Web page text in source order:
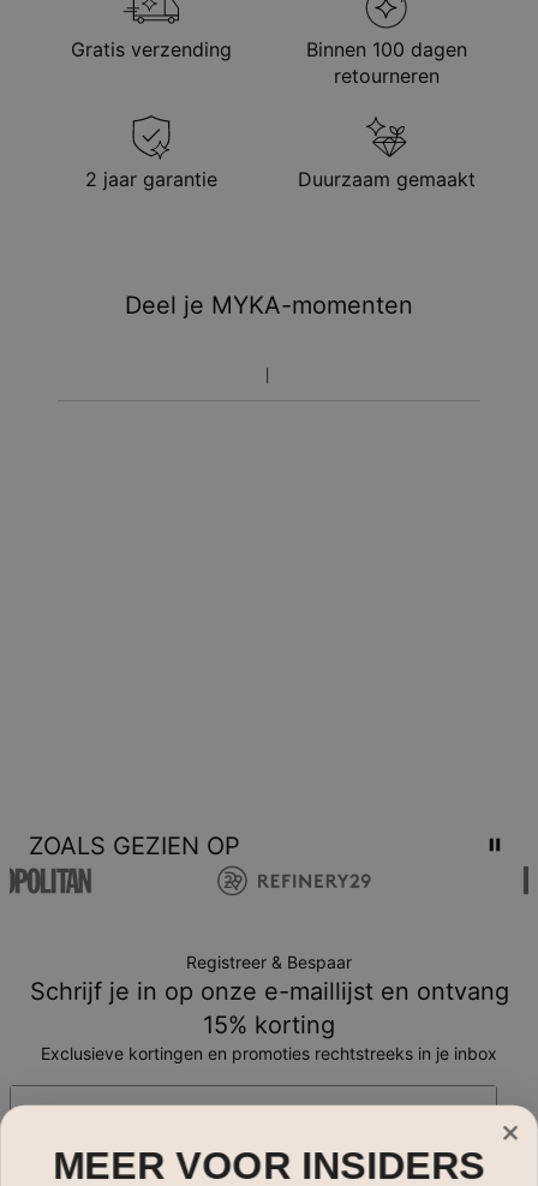
Gratis verzending
Binnen 100 dagen
retourneren
2 jaar garantie Duurzaam gemaakt
Deel je MYKA-momenten
ZOALS GEZIEN OP
Registreer & Bespaar
Schrijf je in op onze e-maillijst en ontvang
15% korting
Exclusieve kortingen en promoties rechtstreeks in je inbox
E-mail*
MEER VOOR INSIDERS